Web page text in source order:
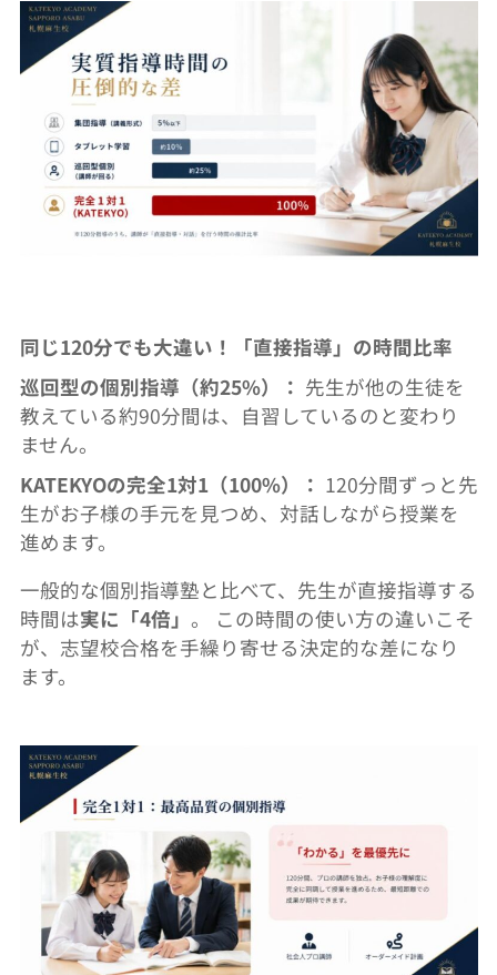
同じ120分でも大違い！「直接指導」の時間比率
巡回型の個別指導（約25%）： 先生が他の生徒を
教えている約90分間は、 自習しているのと変わり
ません。
KATEKYOの完全1対1（100%）： 120分間ずっと先
生がお子様の手元を見つめ、 対話しながら授業を
進めます。
一般的な個別指導塾と比べて、先生が直接指導する
時間は実に「4倍」 。 この時間の使い方の違いこそ
が、 志望校合格を手繰り寄せる決定的な差になり
ます。